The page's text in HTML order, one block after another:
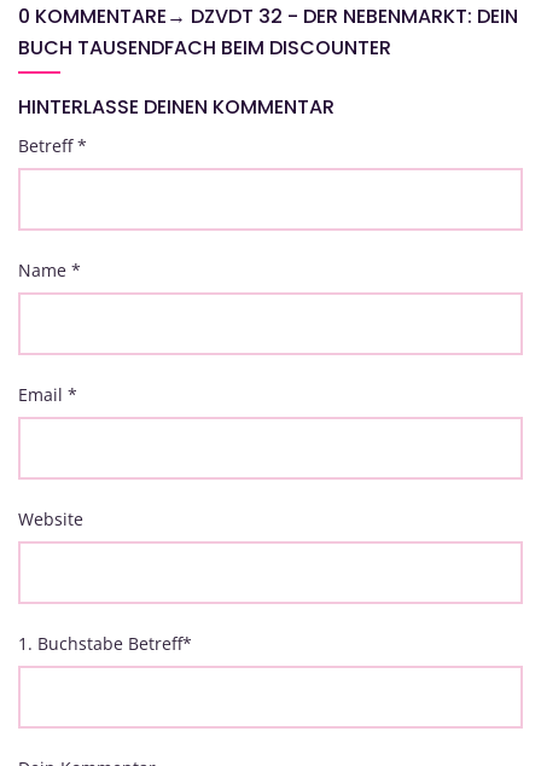
0 KOMMENTARE→ DZVDT 32 - DER NEBENMARKT: DEIN
BUCH TAUSENDFACH BEIM DISCOUNTER
HINTERLASSE DEINEN KOMMENTAR
Betreff*
Name *
Email *
Website
1. Buchstabe Betreff*